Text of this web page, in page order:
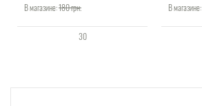
В магазине:180грн.
30
В магазине: